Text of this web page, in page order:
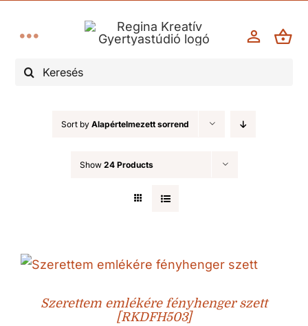
Keresés...
Toggle
Navigation
Esküvő
Keresztelő, elsőáldozás
Kegyelet/gyász
Karácsony, advent
Egyéb alkalmak, ünnepek
Sort by Alapértelmezett sorrend
Show 24 Products
Szerettem emlékére fényhenger szett
[RKDFH503]